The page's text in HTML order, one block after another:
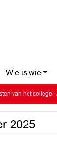
Wie is wie
van het college
2025